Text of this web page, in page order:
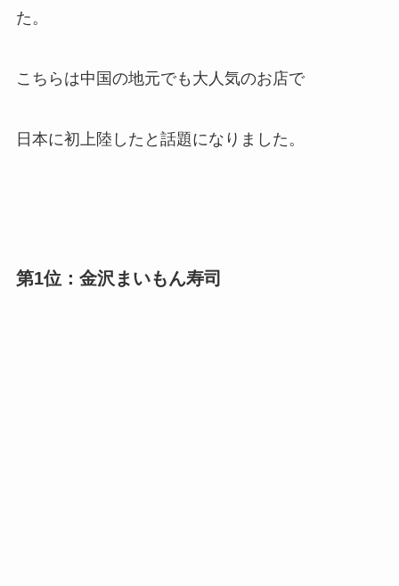
た。
こちらは中国の地元でも大人気のお店で
日本に初上陸したと話題になりました。
第1位：金沢まいもん寿司